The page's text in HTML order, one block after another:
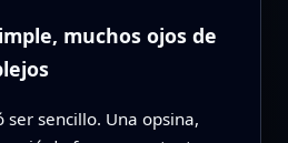
muchos ojos de
ser sencillo. Una opsina,